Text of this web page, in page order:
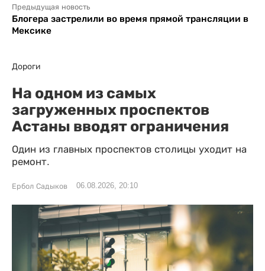
Предыдущая новость
Блогера застрелили во время прямой трансляции в
Мексике
Дороги
На одном из самых
загруженных проспектов
Астаны вводят ограничения
Один из главных проспектов столицы уходит на
ремонт.
Ербол Садыков 06.08.2026, 20:10